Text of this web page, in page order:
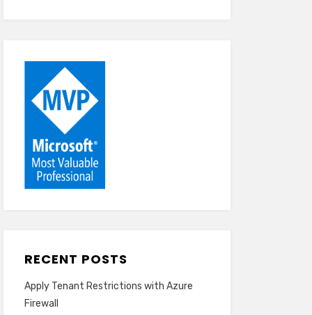
RECENT POSTS
Apply Tenant Restrictions with Azure
Firewall